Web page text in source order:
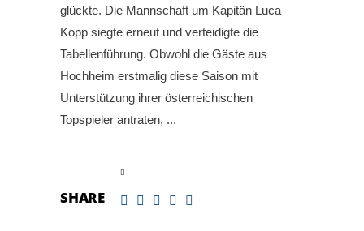
glückte. Die Mannschaft um Kapitän Luca
Kopp siegte erneut und verteidigte die
Tabellenführung. Obwohl die Gäste aus
Hochheim erstmalig diese Saison mit
Unterstützung ihrer österreichischen
Topspieler antraten,
SHARE